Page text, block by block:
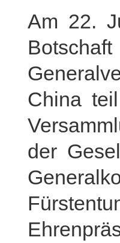
Am 22.
China
der